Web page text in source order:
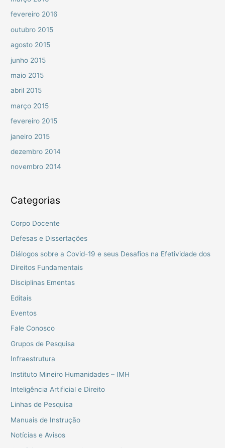
fevereiro 2016
outubro 2015
agosto 2015
junho 2015
maio 2015
abril 2015
março 2015
fevereiro 2015
janeiro 2015
dezembro 2014
novembro 2014
Categorias
Corpo Docente
Defesas e Dissertações
Diálogos sobre a Covid-19 e seus Desafios na Efetividade dos
Direitos Fundamentais
Disciplinas Ementas
Editais
Eventos
Fale Conosco
Grupos de Pesquisa
Infraestrutura
Instituto Mineiro Humanidades – IMH
Inteligência Artificial e Direito
Linhas de Pesquisa
Manuais de Instrução
Notícias e Avisos